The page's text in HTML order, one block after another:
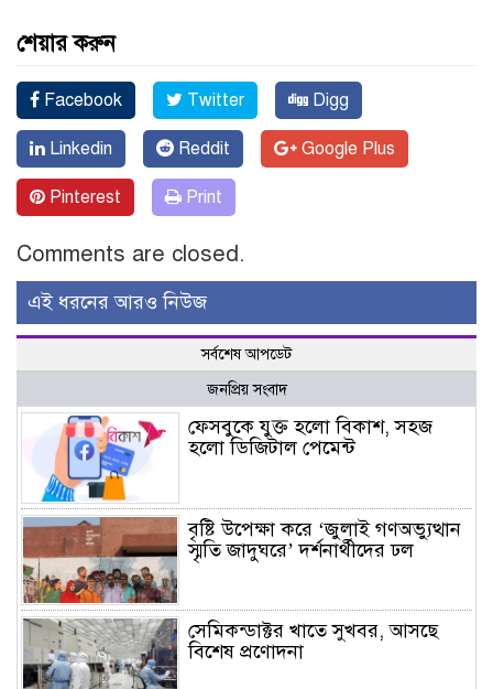
শেয়ার করুন
Facebook Twitter Digg
Linkedin Reddit Google Plus
Pinterest Print
Comments are closed.
এই ধরনের আরও নিউজ
সর্বশেষ আপডেট
জনপ্রিয় সংবাদ
ফেসবুকে যুক্ত হলো বিকাশ, সহজ
হলো ডিজিটাল পেমেন্ট
বৃষ্টি উপেক্ষা করে ‘জুলাই গণঅভ্যুত্থান
স্মৃতি জাদুঘরে’ দর্শনার্থীদের ঢল
সেমিকন্ডাক্টর খাতে সুখবর, আসছে
বিশেষ প্রণোদনা